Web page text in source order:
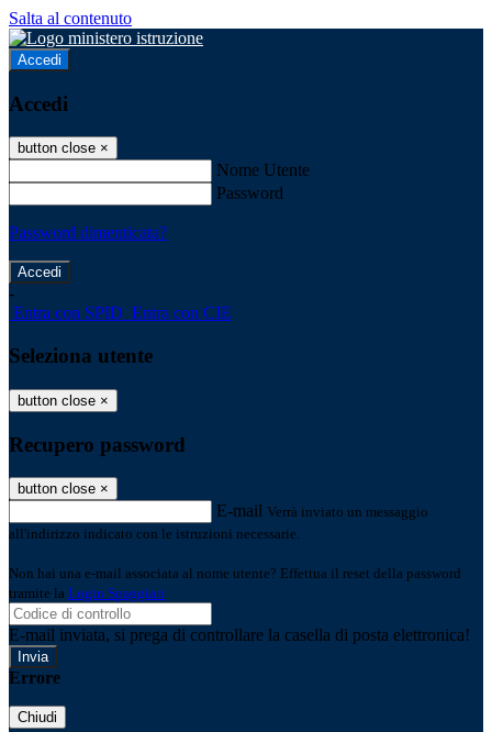
Salta al contenuto
Accedi
Accedi
button close ×
Nome Utente
Password
Password dimenticata?
-
Entra con SPID Entra con CIE
Seleziona utente
button close ×
Recupero password
button close ×
E-mail Verrà inviato un messaggio
all'indirizzo indicato con le istruzioni necessarie.
Non hai una e-mail associata al nome utente? Effettua il reset della password
tramite la Login Spaggiari
E-mail inviata, si prega di controllare la casella di posta elettronica!
Errore
Chiudi